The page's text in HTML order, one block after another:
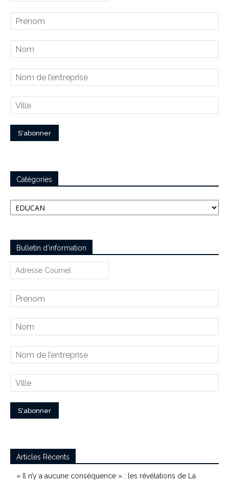
Catégories
Catégories
Bulletin d’information
Articles Récents
« Il n’y a aucune conséquence » : les révélations de La